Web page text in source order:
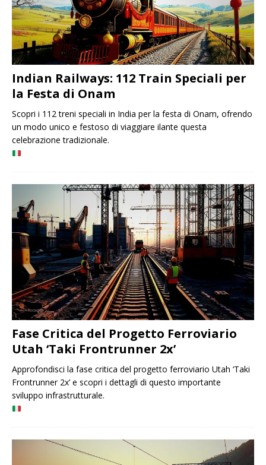
Indian Railways: 112 Train Speciali per
la Festa di Onam
Scopri i 112 treni speciali in India per la festa di Onam, ofrendo
un modo unico e festoso di viaggiare ilante questa
celebrazione tradizionale.
Fase Critica del Progetto Ferroviario
Utah ‘Taki Frontrunner 2x’
Approfondisci la fase critica del progetto ferroviario Utah ‘Taki
Frontrunner 2x’ e scopri i dettagli di questo importante
sviluppo infrastrutturale.